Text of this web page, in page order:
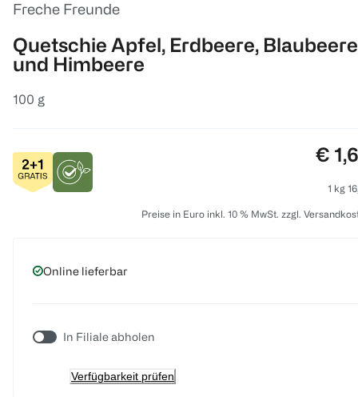
Freche Freunde
Quetschie Apfel, Erdbeere, Blaubeere
und Himbeere
100 g
€
1 kg
Preise in Euro inkl. 10 % MwSt. zzgl.
Online lieferbar
In Filiale abholen
Verfügbarkeit prüfen